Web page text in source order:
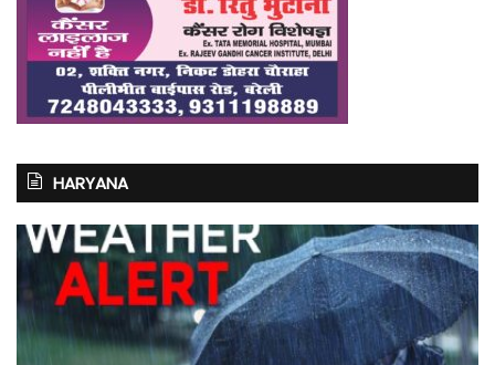
HARYANA